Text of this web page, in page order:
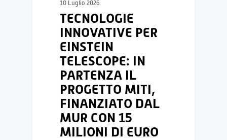
10 Luglio 2026
TECNOLOGIE
INNOVATIVE PER
EINSTEIN
TELESCOPE: IN
PARTENZA IL
PROGETTO MITI,
FINANZIATO DAL
MUR CON 15
MILIONI DI EURO